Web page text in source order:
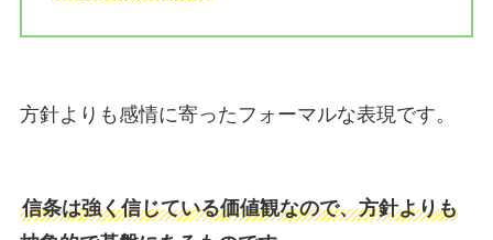
方針よりも感情に寄ったフォーマルな表現です。
信条は強く信じている価値観なので、方針よりも